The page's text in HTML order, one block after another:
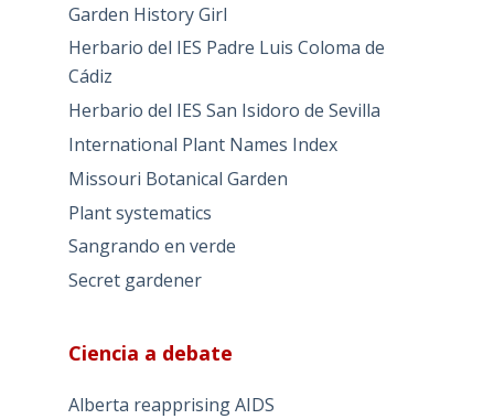
Garden History Girl
Herbario del IES Padre Luis Coloma de
Cádiz
Herbario del IES San Isidoro de Sevilla
International Plant Names Index
Missouri Botanical Garden
Plant systematics
Sangrando en verde
Secret gardener
Ciencia a debate
Alberta reapprising AIDS